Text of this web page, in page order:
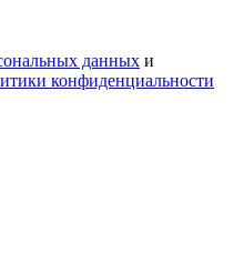
данных и
конфиденциальности